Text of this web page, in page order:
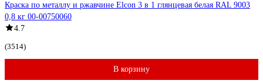
Краска по металлу и ржавчине Elcon 3 в 1 глянцевая белая RAL 9003
0,8 кг 00-00750060
4.7
(3514)
В корзину